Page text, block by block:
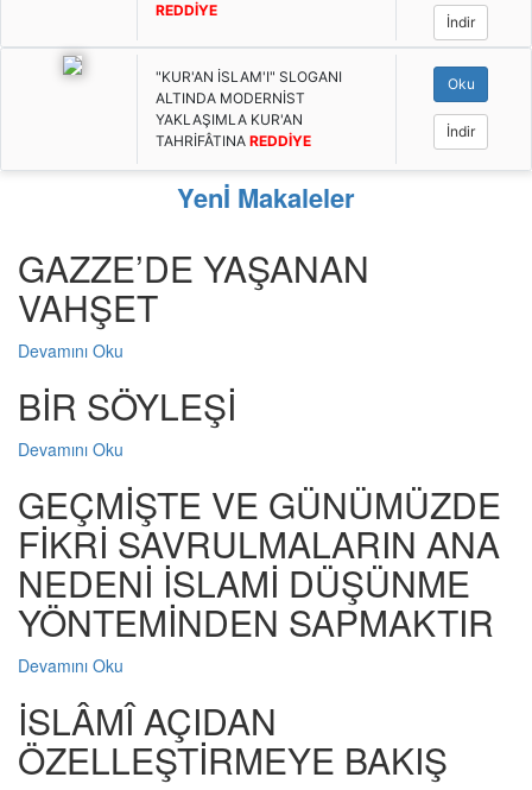
REDDİYE
İndir
"KUR'AN İSLAM'I" SLOGANI
ALTINDA MODERNİST
YAKLAŞIMLA KUR'AN
TAHRİFÂTINA REDDİYE
Oku
İndir
Yenİ Makaleler
GAZZE’DE YAŞANAN
VAHŞET
Devamını Oku
BİR SÖYLEŞİ
Devamını Oku
GEÇMİŞTE VE GÜNÜMÜZDE
FİKRİ SAVRULMALARIN ANA
NEDENİ İSLAMİ DÜŞÜNME
YÖNTEMİNDEN SAPMAKTIR
Devamını Oku
İSLÂMÎ AÇIDAN
ÖZELLEŞTİRMEYE BAKIŞ